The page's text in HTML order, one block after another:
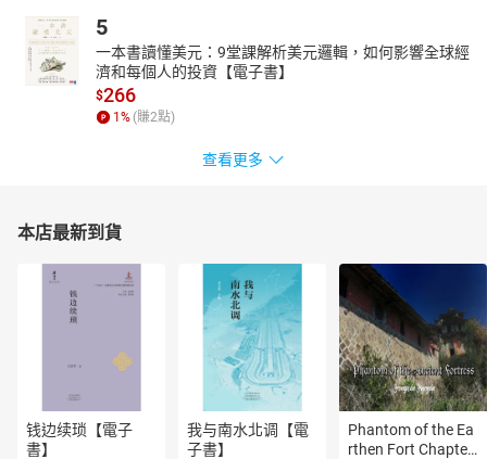
美學不再被單純視為「美」的科學，而更深刻地轉向對藝術的反
思，與哲學共同發展且更加蓬勃。
5
一本書讀懂美元：9堂課解析美元邏輯，如何影響全球經
濟和每個人的投資【電子書】
$266
1 % (賺2點)
查看更多
本店最新到貨
钱边续琐【電子
書】
我与南水北调【電
子書】
Phantom of the Ea
rthen Fort Chapter